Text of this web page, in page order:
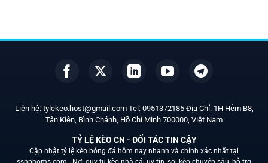
Liên hệ: tylekeo.host@gmail.comTel: 0951372185Địa Chỉ: 1H Hẻm B8,
Tân Kiên, Bình Chánh, Hồ Chí Minh 700000 , Việt Nam
TỶ LỆ KÈO CN - ĐỐI TÁC TIN CẬY
Cập nhật tỷ lệ kèo bóng đá hôm nay nhanh và chính xác nhất tại